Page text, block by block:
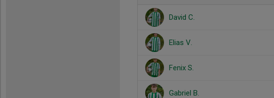
David C.
Elias V.
Fenix S.
Gabriel B.